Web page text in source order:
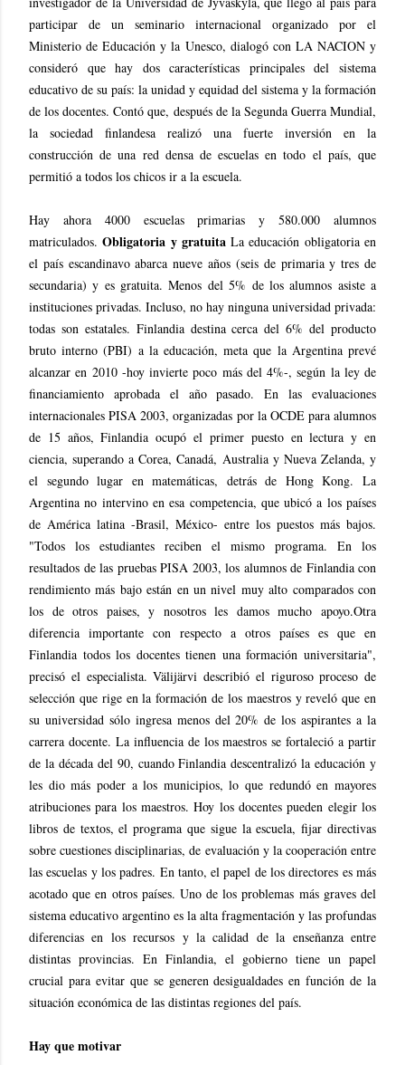
participar de un seminario internacional organizado por el
Ministerio de Educación y la Unesco, dialogó con LA NACION y
consideró que hay dos características principales del sistema
educativo de su país: la unidad y equidad del sistema y la formación
de los docentes. Contó que, después de la Segunda Guerra Mundial,
la sociedad finlandesa realizó una fuerte inversión en la
construcción de una red densa de escuelas en todo el país, que
permitió a todos los chicos ir a la escuela.
Hay ahora 4000 escuelas primarias y 580.000 alumnos
matriculados.Obligatoria y gratuita La educación obligatoria en
el país escandinavo abarca nueve años (seis de primaria y tres de
secundaria) y es gratuita. Menos del 5% de los alumnos asiste a
instituciones privadas. Incluso, no hay ninguna universidad privada:
todas son estatales. Finlandia destina cerca del 6% del producto
bruto interno (PBI) a la educación, meta que la Argentina prevé
alcanzar en 2010 -hoy invierte poco más del 4%-, según la ley de
financiamiento aprobada el año pasado. En las evaluaciones
internacionales PISA 2003, organizadas por la OCDE para alumnos
de 15 años, Finlandia ocupó el primer puesto en lectura y en
ciencia, superando a Corea, Canadá, Australia y Nueva Zelanda, y
el segundo lugar en matemáticas, detrás de Hong Kong. La
Argentina no intervino en esa competencia, que ubicó a los países
de América latina -Brasil, México- entre los puestos más bajos.
"Todos los estudiantes reciben el mismo programa. En los
resultados de las pruebas PISA 2003, los alumnos de Finlandia con
rendimiento más bajo están en un nivel muy alto comparados con
los de otros paises, y nosotros les damos mucho apoyo.Otra
diferencia importante con respecto a otros países es que en
Finlandia todos los docentes tienen una formación universitaria",
precisó el especialista. Välijärvi describió el riguroso proceso de
selección que rige en la formación de los maestros y reveló que en
su universidad sólo ingresa menos del 20% de los aspirantes a la
carrera docente. La influencia de los maestros se fortaleció a partir
de la década del 90, cuando Finlandia descentralizó la educación y
les dio más poder a los municipios, lo que redundó en mayores
atribuciones para los maestros. Hoy los docentes pueden elegir los
libros de textos, el programa que sigue la escuela, fijar directivas
sobre cuestiones disciplinarias, de evaluación y la cooperación entre
las escuelas y los padres. En tanto, el papel de los directores es más
acotado que en otros países. Uno de los problemas más graves del
sistema educativo argentino es la alta fragmentación y las profundas
diferencias en los recursos y la calidad de la enseñanza entre
distintas provincias. En Finlandia, el gobierno tiene un papel
crucial para evitar que se generen desigualdades en función de la
situación económica de las distintas regiones del país.
Hay que motivar